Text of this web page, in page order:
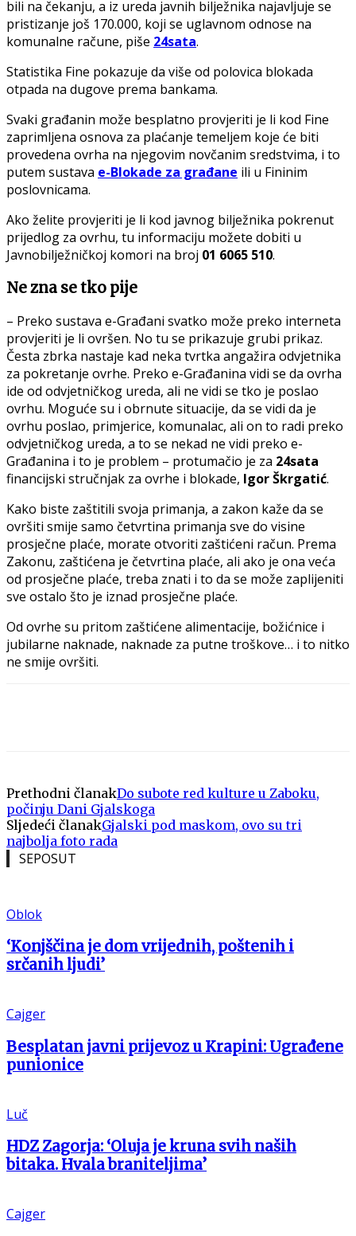
bili na čekanju, a iz ureda javnih bilježnika najavljuje se
pristizanje još 170.000, koji se uglavnom odnose na
komunalne račune, piše 24sata.
Statistika Fine pokazuje da više od polovica blokada
otpada na dugove prema bankama.
Svaki građanin može besplatno provjeriti je li kod Fine
zaprimljena osnova za plaćanje temeljem koje će biti
provedena ovrha na njegovim novčanim sredstvima, i to
putem sustava e-Blokade za građane ili u Fininim
poslovnicama.
Ako želite provjeriti je li kod javnog bilježnika pokrenut
prijedlog za ovrhu, tu informaciju možete dobiti u
Javnobilježničkoj komori na broj 01 6065 510.
Ne zna se tko pije
– Preko sustava e-Građani svatko može preko interneta
provjeriti je li ovršen. No tu se prikazuje grubi prikaz.
Česta zbrka nastaje kad neka tvrtka angažira odvjetnika
za pokretanje ovrhe. Preko e-Građanina vidi se da ovrha
ide od odvjetničkog ureda, ali ne vidi se tko je poslao
ovrhu. Moguće su i obrnute situacije, da se vidi da je
ovrhu poslao, primjerice, komunalac, ali on to radi preko
odvjetničkog ureda, a to se nekad ne vidi preko e-
Građanina i to je problem – protumačio je za 24sata
financijski stručnjak za ovrhe i blokade, Igor Škrgatić.
Kako biste zaštitili svoja primanja, a zakon kaže da se
ovršiti smije samo četvrtina primanja sve do visine
prosječne plaće, morate otvoriti zaštićeni račun. Prema
Zakonu, zaštićena je četvrtina plaće, ali ako je ona veća
od prosječne plaće, treba znati i to da se može zaplijeniti
sve ostalo što je iznad prosječne plaće.
Od ovrhe su pritom zaštićene alimentacije, božićnice i
jubilarne naknade, naknade za putne troškove… i to nitko
ne smije ovršiti.
Prethodni članakDo subote red kulture u Zaboku,
počinju Dani Gjalskoga
Sljedeći članakGjalski pod maskom, ovo su tri
najbolja foto rada
SEPOSUT
Oblok
‘Konjščina je dom vrijednih, poštenih i
srčanih ljudi’
Cajger
Besplatan javni prijevoz u Krapini: Ugrađene
punionice
Luč
HDZ Zagorja: ‘Oluja je kruna svih naših
bitaka. Hvala braniteljima’
Cajger